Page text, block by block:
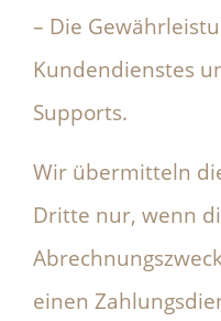
– Die
Kundendienstes
Supports.
Wir übermitteln
Dritte nur, wenn
einen